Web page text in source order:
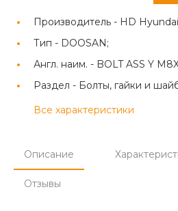
Производитель - HD
Тип - DOOSAN;
Англ. наим. - BOLT ASS Y
Раздел - Болты, гайки и
Все характеристики
Описание
Отзывы